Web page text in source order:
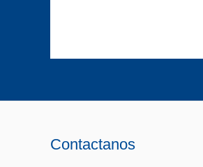
Contactanos